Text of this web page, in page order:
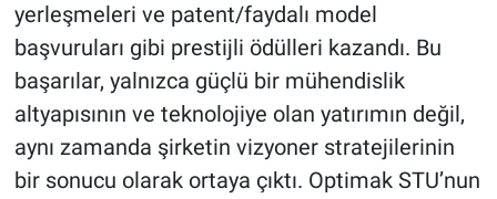
yerleşmeleri ve patent/faydalı model
başvuruları gibi prestijli ödülleri kazandı. Bu
başarılar, yalnızca güçlü bir mühendislik
altyapısının ve teknolojiye olan yatırımın değil,
aynı zamanda şirketin vizyoner stratejilerinin
bir sonucu olarak ortaya çıktı. Optimak STU’nun